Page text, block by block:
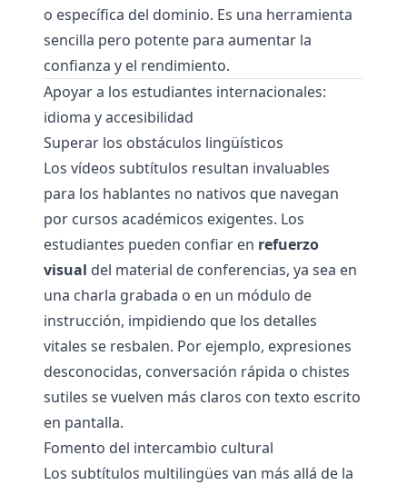
o específica del dominio. Es una herramienta
sencilla pero potente para aumentar la
confianza y el rendimiento.
Apoyar a los estudiantes internacionales:
idioma y accesibilidad
Superar los obstáculos lingüísticos
Los vídeos subtítulos resultan invaluables
para los hablantes no nativos que navegan
por cursos académicos exigentes. Los
estudiantes pueden confiar en refuerzo
visual del material de conferencias, ya sea en
una charla grabada o en un módulo de
instrucción, impidiendo que los detalles
vitales se resbalen. Por ejemplo, expresiones
desconocidas, conversación rápida o chistes
sutiles se vuelven más claros con texto escrito
en pantalla.
Fomento del intercambio cultural
Los subtítulos multilingües van más allá de la